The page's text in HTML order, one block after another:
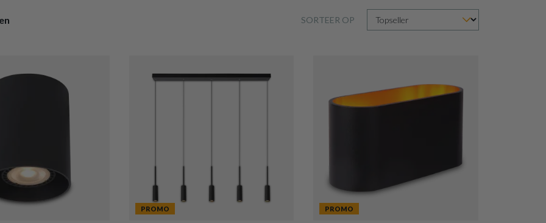
SORTEER OP
PROMO PROMO